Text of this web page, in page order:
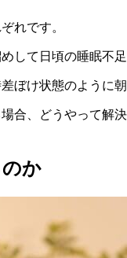
れです。
して日頃の睡眠不
ぼけ状態のように
合、どうやって解
か